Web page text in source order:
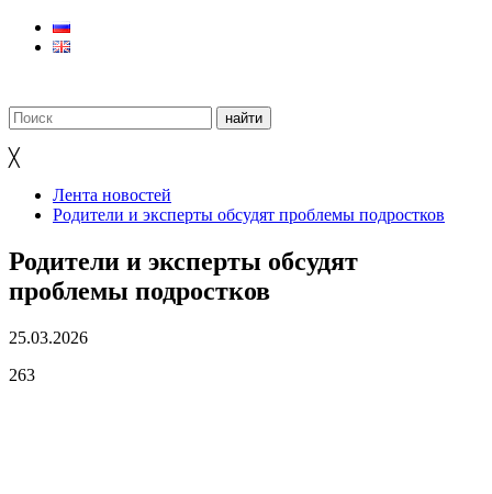
╳
Лента новостей
Родители и эксперты обсудят проблемы подростков
Родители и эксперты обсудят
проблемы подростков
25.03.2026
263